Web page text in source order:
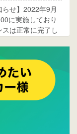
らせ】2022年9月
に実施しており
は正常に完了し
バージョンアッ
ページへ
トリニューアル
した。詳細は